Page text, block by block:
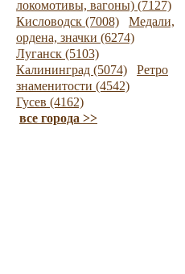
локомотивы, вагоны) (7127)
Кисловодск (7008)
Медали,
ордена, значки (6274)
Луганск (5103)
Калининград (5074)
Ретро
знаменитости (4542)
Гусев (4162)
все города >>